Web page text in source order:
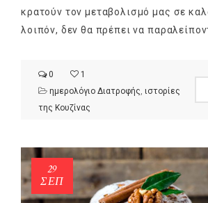
κρατούν τον μεταβολισμό μας σε
λοιπόν, δεν θα πρέπει να
0
1
ημερολόγιο Διατροφής, ιστορίες
της Κουζίνας
29
ΣΕΠ